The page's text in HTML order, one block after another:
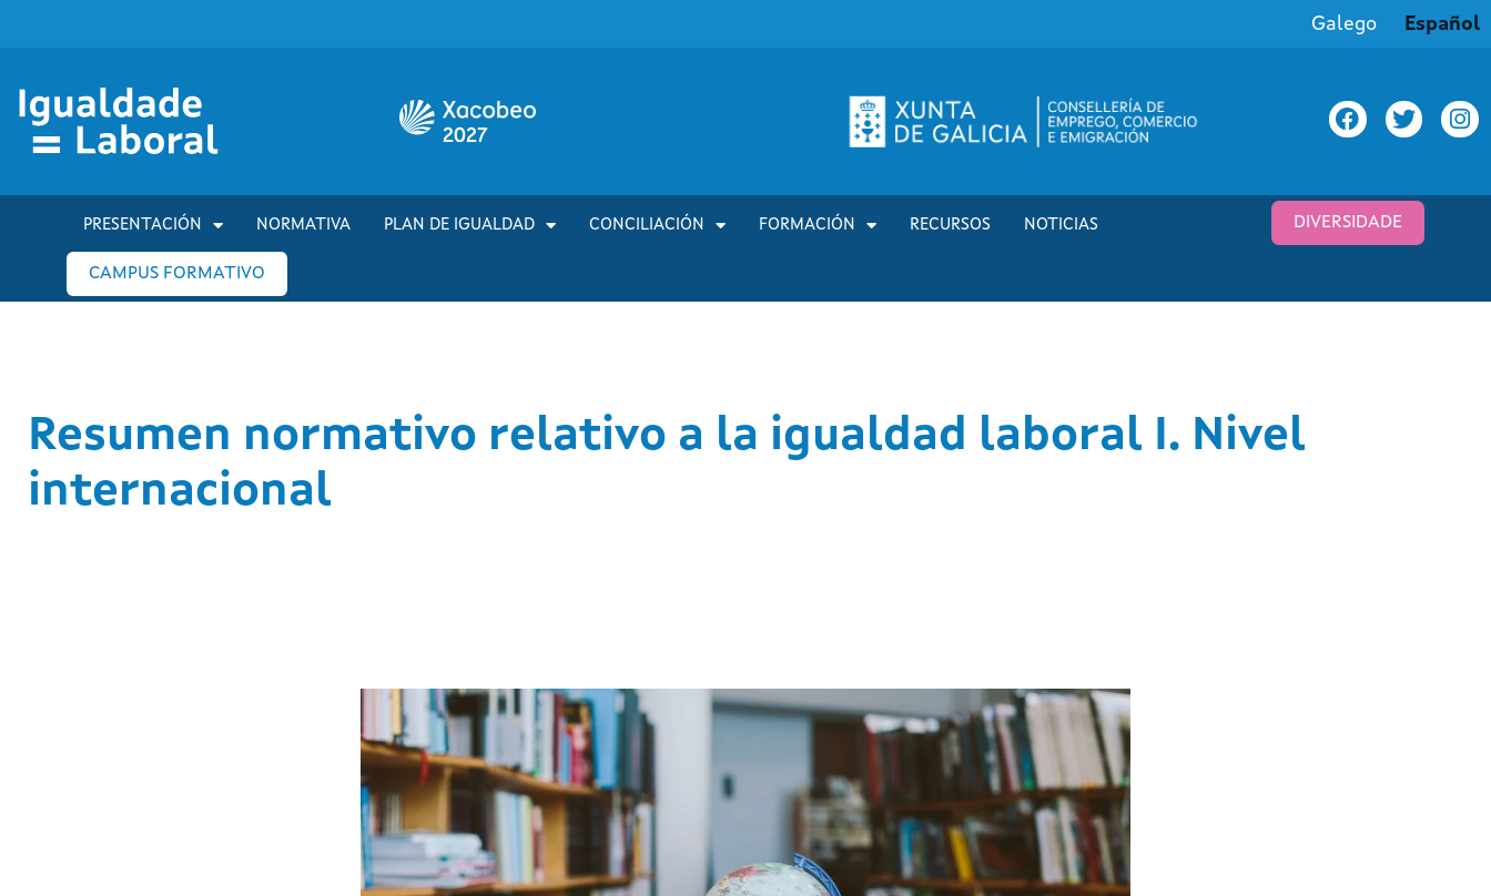
Galego Español
PRESENTACIÓN NORMATIVA PLAN DE IGUALDAD CONCILIACIÓN FORMACIÓN RECURSOS NOTICIAS DIVERSIDADE
CAMPUS FORMATIVO
Resumen normativo relativo a la igualdad laboral I. Nivel
internacional